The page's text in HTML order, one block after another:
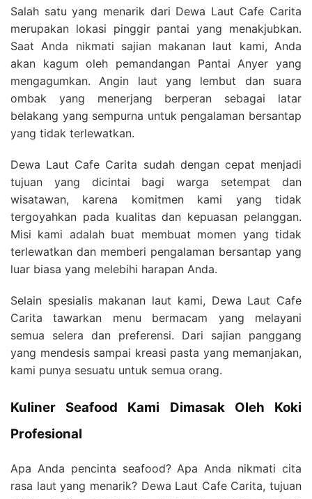
Salah satu yang menarik dari Dewa Laut Cafe Carita
merupakan lokasi pinggir pantai yang menakjubkan.
Saat Anda nikmati sajian makanan laut kami, Anda
akan kagum oleh pemandangan Pantai Anyer yang
mengagumkan. Angin laut yang lembut dan suara
ombak yang menerjang berperan sebagai latar
belakang yang sempurna untuk pengalaman bersantap
yang tidak terlewatkan.
Dewa Laut Cafe Carita sudah dengan cepat menjadi
tujuan yang dicintai bagi warga setempat dan
wisatawan, karena komitmen kami yang tidak
tergoyahkan pada kualitas dan kepuasan pelanggan.
Misi kami adalah buat membuat momen yang tidak
terlewatkan dan memberi pengalaman bersantap yang
luar biasa yang melebihi harapan Anda.
Selain spesialis makanan laut kami, Dewa Laut Cafe
Carita tawarkan menu bermacam yang melayani
semua selera dan preferensi. Dari sajian panggang
yang mendesis sampai kreasi pasta yang memanjakan,
kami punya sesuatu untuk semua orang.
Kuliner Seafood Kami Dimasak Oleh Koki
Profesional
Apa Anda pencinta seafood? Apa Anda nikmati cita
rasa laut yang menarik? Dewa Laut Cafe Carita, tujuan